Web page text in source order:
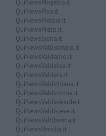
QuiNewsMugello.it
QuiNewsPisa.it
QuiNewsPistoia.it
QuiNewsPrato.it
QuiNewsSiena.it
QuiNewsValbisenzio.it
QuiNewsValdarno.it
QuiNewsValdelsa.it
QuiNewsValdera.it
QuiNewsValdichiana.it
QuiNewsValdicornia.it
QuiNewsValdinievole.it
QuiNewsValdisieve.it
QuiNewsValtiberina.it
QuiNewsVersilia.it